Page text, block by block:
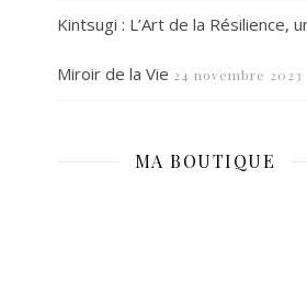
Kintsugi : L’Art de la Résilience,
Miroir de la Vie 24 novembre 2023
MA BOUTIQUE